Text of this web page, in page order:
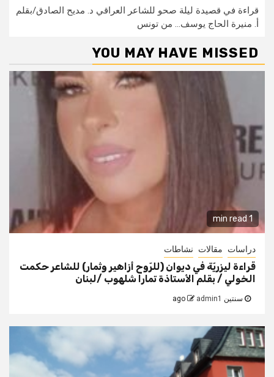
قراءة في قصيدة ليلة صحو للشاعر العراقي د. مديح الصادق/بقلم
أ. منيرة الحاج يوسف… من تونس
YOU MAY HAVE MISSED
1 min read
دراسات مقالات نشاطات
قراءة ليزريّة في ديوان (للرّوح أزاهير وثمار) للشاعر حكمت
الخولي / بقلم الأستاذة تمارا شلهوب /لبنان
سنتين ago admin1